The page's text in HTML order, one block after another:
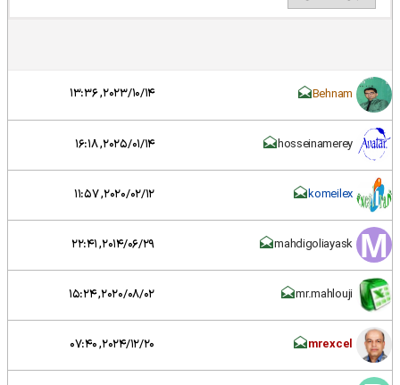
Behnam
2023/10/14, 13:36
hosseinamerey
2025/01/14, 16:18
komeilex
2020/02/12, 11:57
mahdigoliayask
2014/06/29, 22:41
mr.mahlouji
2020/08/02, 15:24
mrexcel
2024/12/20, 07:40